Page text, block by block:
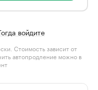
войдите
Стоимость зависит от
автопродление можно в